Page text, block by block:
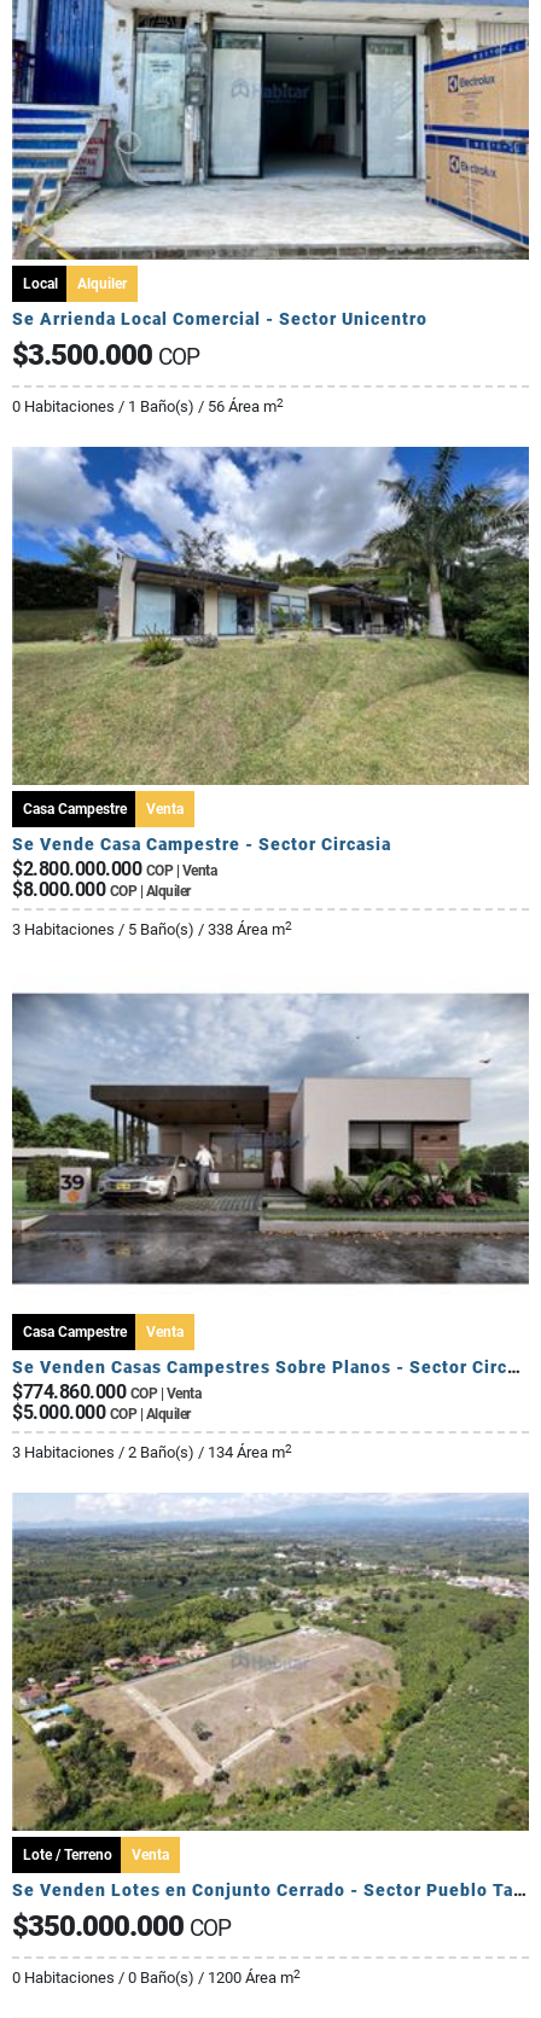
Local Alquiler
Se Arrienda Local Comercial - Sector Unicentro
$3.500.000 COP
0 Habitaciones / 1 Baño(s) / 56 Área m2
Casa Campestre Venta
Se Vende Casa Campestre - Sector Circasia
$2.800.000.000 COP | Venta
$8.000.000 COP | Alquiler
3 Habitaciones / 5 Baño(s) / 338 Área m2
Casa Campestre Venta
Se Venden Casas Campestres Sobre Planos - Sector Circasia
$774.860.000 COP | Venta
$5.000.000 COP | Alquiler
3 Habitaciones / 2 Baño(s) / 134 Área m2
Lote / Terreno Venta
Se Venden Lotes en Conjunto Cerrado - Sector Pueblo Tapado
$350.000.000 COP
0 Habitaciones / 0 Baño(s) / 1200 Área m2